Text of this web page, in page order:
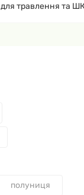
полуниця
для травлення та